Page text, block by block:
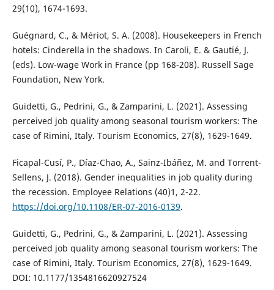
29(10), 1674-1693.
Guégnard, C., & Mériot, S. A. (2008). Housekeepers in French
hotels: Cinderella in the shadows. In Caroli, E. & Gautié, J.
(eds). Low-wage Work in France (pp 168-208). Russell Sage
Foundation, New York.
Guidetti, G., Pedrini, G., & Zamparini, L. (2021). Assessing
perceived job quality among seasonal tourism workers: The
case of Rimini, Italy. Tourism Economics, 27(8), 1629-1649.
Ficapal-Cusí, P., Díaz-Chao, A., Sainz-Ibáñez, M. and Torrent-
Sellens, J. (2018). Gender inequalities in job quality during
the recession. Employee Relations (40)1, 2-22.
https://doi.org/10.1108/ER-07-2016-0139.
Guidetti, G., Pedrini, G., & Zamparini, L. (2021). Assessing
perceived job quality among seasonal tourism workers: The
case of Rimini, Italy. Tourism Economics, 27(8), 1629-1649.
DOI: 10.1177/1354816620927524